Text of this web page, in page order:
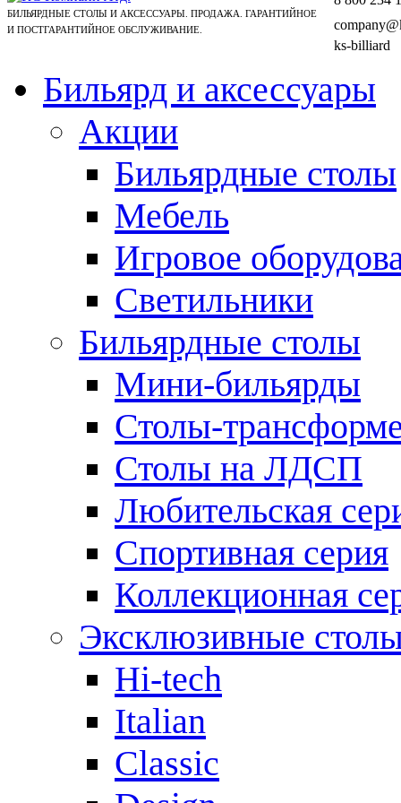
БИЛЬЯРДНЫЕ СТОЛЫ И АКСЕССУАРЫ. ПРОДАЖА. ГАРАНТИЙНОЕ
И ПОСТГАРАНТИЙНОЕ ОБСЛУЖИВАНИЕ.
ks-billiard
Бильярд и аксессуары
Акции
Бильярдные столы
Мебель
Игровое
Светильники
Бильярдные столы
Мини-бильярды
Столы-
Столы на ЛДСП
Любительская
Спортивная серия
Коллекционная
Эксклюзивные
Hi-tech
Italian
Сlassic